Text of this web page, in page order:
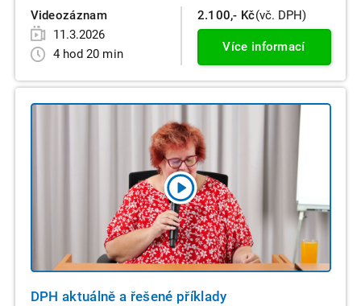
Videozáznam
11.3.2026
4 hod 20 min
2.100,- Kč(vč. DPH)
Více informací
DPH aktuálně a řešené příklady